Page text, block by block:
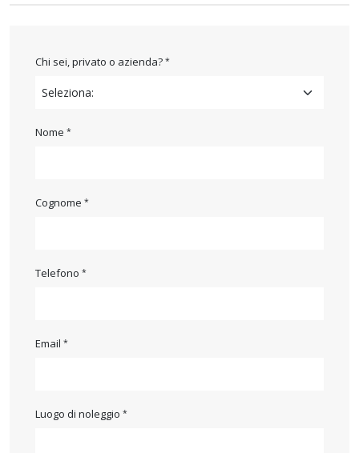
Chi sei, privato o azienda?
Nome
Cognome
Telefono
Email
Luogo di noleggio